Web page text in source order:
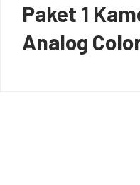
Paket 1
Analog